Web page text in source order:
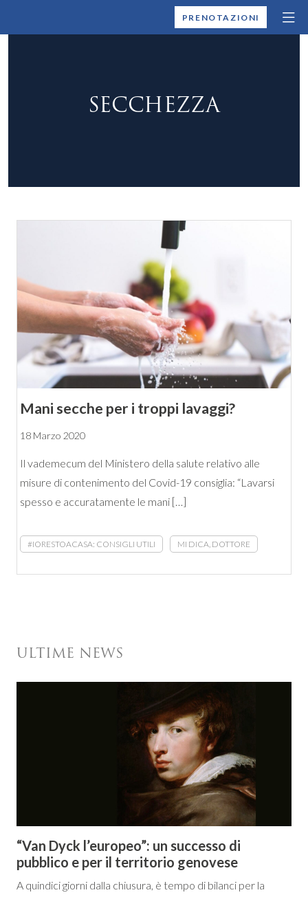
MONTALLEGROPRENOTAZIONI
SECCHEZZA
Mani secche per i troppi lavaggi?
18 Marzo 2020
Il vademecum del Ministero della salute relativo alle
misure di contenimento del Covid-19 consiglia: “Lavarsi
spesso e accuratamente le mani […]
#IORESTOACASA: CONSIGLI UTILI MI DICA, DOTTORE
ULTIME NEWS
“Van Dyck l’europeo”: un successo di
pubblico e per il territorio genovese
A quindici giorni dalla chiusura, è tempo di bilanci per la